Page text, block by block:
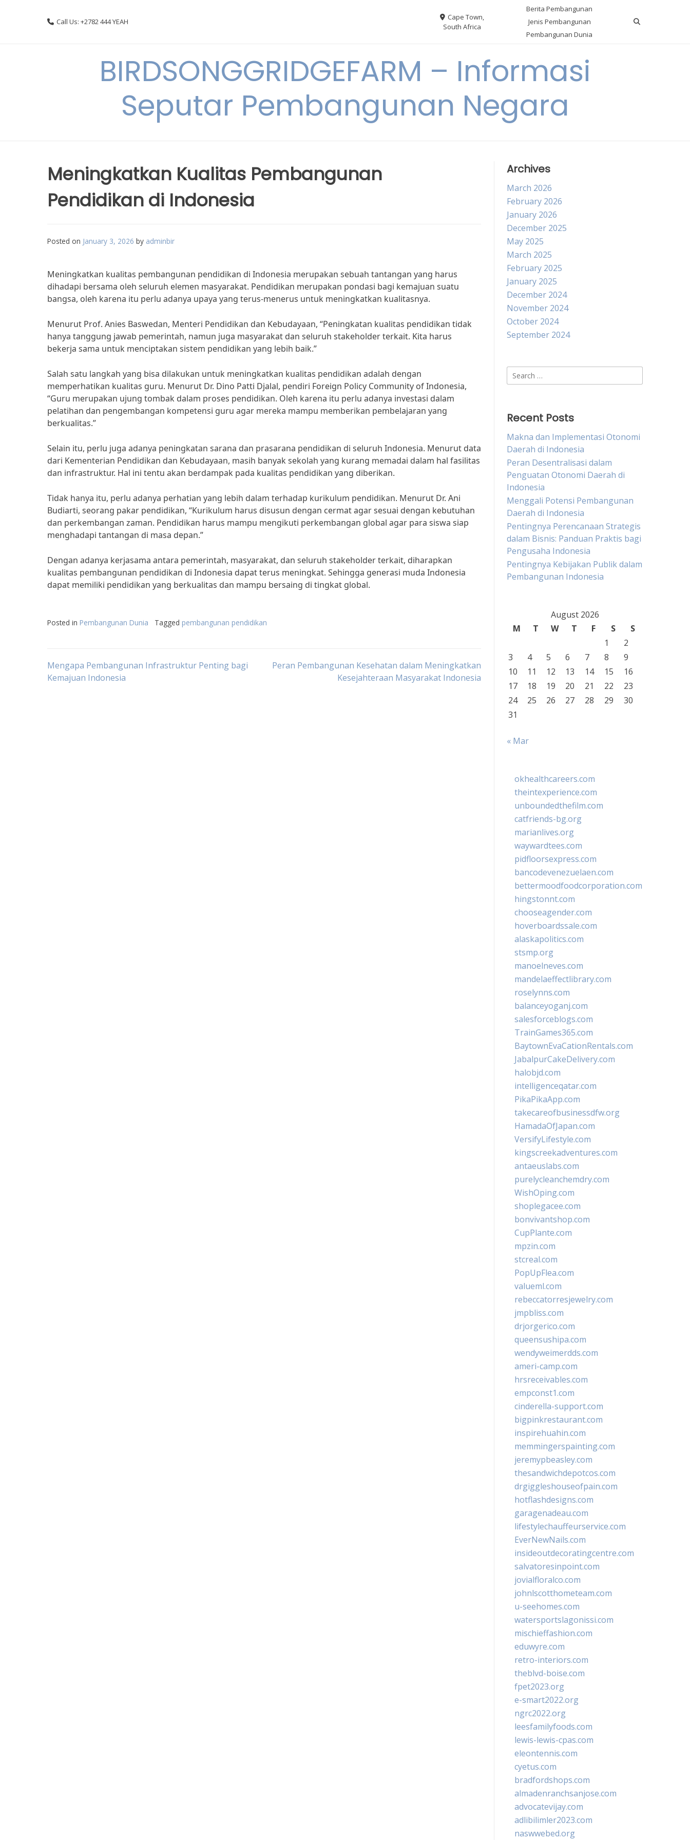
Call Us: +2782 444 YEAH
Cape Town,
South Africa
Berita Pembangunan
Jenis Pembangunan
Pembangunan Dunia
BIRDSONGGRIDGEFARM – Informasi
Seputar Pembangunan Negara
Meningkatkan Kualitas Pembangunan
Pendidikan di Indonesia
Posted on January 3, 2026 by adminbir
Meningkatkan kualitas pembangunan pendidikan di Indonesia merupakan sebuah tantangan yang harus
dihadapi bersama oleh seluruh elemen masyarakat. Pendidikan merupakan pondasi bagi kemajuan suatu
bangsa, oleh karena itu perlu adanya upaya yang terus-menerus untuk meningkatkan kualitasnya.
Menurut Prof. Anies Baswedan, Menteri Pendidikan dan Kebudayaan, “Peningkatan kualitas pendidikan tidak
hanya tanggung jawab pemerintah, namun juga masyarakat dan seluruh stakeholder terkait. Kita harus
bekerja sama untuk menciptakan sistem pendidikan yang lebih baik.”
Salah satu langkah yang bisa dilakukan untuk meningkatkan kualitas pendidikan adalah dengan
memperhatikan kualitas guru. Menurut Dr. Dino Patti Djalal, pendiri Foreign Policy Community of Indonesia,
“Guru merupakan ujung tombak dalam proses pendidikan. Oleh karena itu perlu adanya investasi dalam
pelatihan dan pengembangan kompetensi guru agar mereka mampu memberikan pembelajaran yang
berkualitas.”
Selain itu, perlu juga adanya peningkatan sarana dan prasarana pendidikan di seluruh Indonesia. Menurut data
dari Kementerian Pendidikan dan Kebudayaan, masih banyak sekolah yang kurang memadai dalam hal fasilitas
dan infrastruktur. Hal ini tentu akan berdampak pada kualitas pendidikan yang diberikan.
Tidak hanya itu, perlu adanya perhatian yang lebih dalam terhadap kurikulum pendidikan. Menurut Dr. Ani
Budiarti, seorang pakar pendidikan, “Kurikulum harus disusun dengan cermat agar sesuai dengan kebutuhan
dan perkembangan zaman. Pendidikan harus mampu mengikuti perkembangan global agar para siswa siap
menghadapi tantangan di masa depan.”
Dengan adanya kerjasama antara pemerintah, masyarakat, dan seluruh stakeholder terkait, diharapkan
kualitas pembangunan pendidikan di Indonesia dapat terus meningkat. Sehingga generasi muda Indonesia
dapat memiliki pendidikan yang berkualitas dan mampu bersaing di tingkat global.
Posted in Pembangunan Dunia Tagged pembangunan pendidikan
Post
Mengapa Pembangunan Infrastruktur Penting bagi
Kemajuan Indonesia
Peran Pembangunan Kesehatan dalam Meningkatkan
Kesejahteraan Masyarakat Indonesia
Archives
March 2026
February 2026
January 2026
December 2025
May 2025
March 2025
February 2025
January 2025
December 2024
November 2024
October 2024
September 2024
Search
for:
Recent Posts
Makna dan Implementasi Otonomi
Daerah di Indonesia
Peran Desentralisasi dalam
Penguatan Otonomi Daerah di
Indonesia
Menggali Potensi Pembangunan
Daerah di Indonesia
Pentingnya Perencanaan Strategis
dalam Bisnis: Panduan Praktis bagi
Pengusaha Indonesia
Pentingnya Kebijakan Publik dalam
Pembangunan Indonesia
August 2026
M
T W T F S
S
1
2
3
4 5 6 7 8
9
10
11 12 13 14 15
16
17
18 19 20 21 22
23
24
25 26 27 28 29
30
31
« Mar
okhealthcareers.com
theintexperience.com
unboundedthefilm.com
catfriends-bg.org
marianlives.org
waywardtees.com
pidfloorsexpress.com
bancodevenezuelaen.com
bettermoodfoodcorporation.com
hingstonnt.com
chooseagender.com
hoverboardssale.com
alaskapolitics.com
stsmp.org
manoelneves.com
mandelaeffectlibrary.com
roselynns.com
balanceyoganj.com
salesforceblogs.com
TrainGames365.com
BaytownEvaCationRentals.com
JabalpurCakeDelivery.com
halobjd.com
intelligenceqatar.com
PikaPikaApp.com
takecareofbusinessdfw.org
HamadaOfJapan.com
VersifyLifestyle.com
kingscreekadventures.com
antaeuslabs.com
purelycleanchemdry.com
WishOping.com
shoplegacee.com
bonvivantshop.com
CupPlante.com
mpzin.com
stcreal.com
PopUpFlea.com
valueml.com
rebeccatorresjewelry.com
jmpbliss.com
drjorgerico.com
queensushipa.com
wendyweimerdds.com
ameri-camp.com
hrsreceivables.com
empconst1.com
cinderella-support.com
bigpinkrestaurant.com
inspirehuahin.com
memmingerspainting.com
jeremypbeasley.com
thesandwichdepotcos.com
drgiggleshouseofpain.com
hotflashdesigns.com
garagenadeau.com
lifestylechauffeurservice.com
EverNewNails.com
insideoutdecoratingcentre.com
salvatoresinpoint.com
jovialfloralco.com
johnlscotthometeam.com
u-seehomes.com
watersportslagonissi.com
mischieffashion.com
eduwyre.com
retro-interiors.com
theblvd-boise.com
fpet2023.org
e-smart2022.org
ngrc2022.org
leesfamilyfoods.com
lewis-lewis-cpas.com
eleontennis.com
cyetus.com
bradfordshops.com
almadenranchsanjose.com
advocatevijay.com
adlibilimler2023.com
naswwebed.org